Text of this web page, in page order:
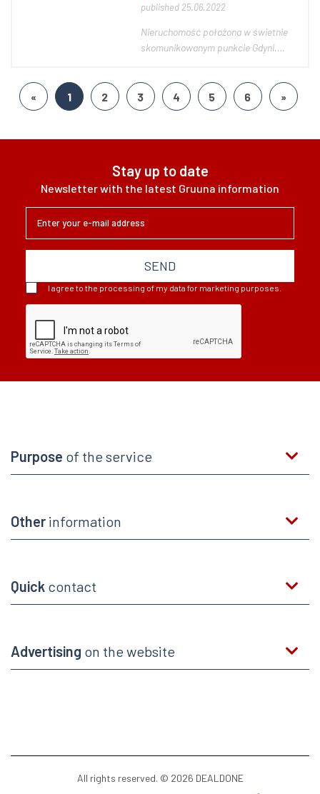
published 25.06.2022
Nieruchomość położona w świetnie
skomunikowanym punkcie Gdyni.
szybkiej kolei miejskiej , autobus,
sklepy, szkoła, przedszkole, szpitale
Bezpośrednie sąsied...
« 1 2 3 4 5 6 »
Stay up to date
Newsletter with the latest Gruuna information
SEND
I agree to the processing of my data for marketing purposes.
Purpose of the service
Other information
Quick contact
Advertising on the website
All rights reserved. © 2026 DEALDONE